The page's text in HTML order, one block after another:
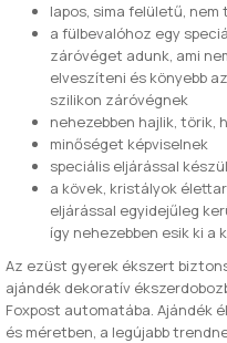
lapos, sima felületű, nem
a fülbevalóhoz egy
záróvéget adunk, ami
elveszíteni és könyebb
szilikon záróvégnek
nehezebben hajlik, törik,
minőséget képviselnek
speciális eljárással
a kövek, kristályok
eljárással egyidejűleg
így nehezebben esik ki a
Az ezüst gyerek ékszert
ajándék dekoratív
Foxpost automatába. Ajándék
és méretben, a legújabb